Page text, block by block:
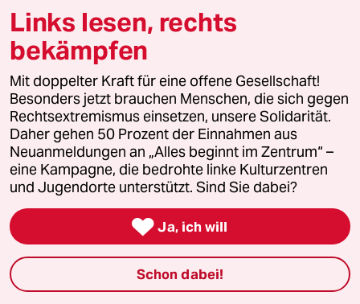
5 Bundeszentrale gegen Kinderfiguren
Benjamin, du lieber Anarchist
6 Buckelwal Hartwin
Keine Möwe kräht nach ihm
taz
Folgen Sie uns
Links lesen, rechts
bekämpfen
Mit doppelter Kraft für eine offene Gesellschaft!
Besonders jetzt brauchen Menschen, die sich gegen
Rechtsextremismus einsetzen, unsere Solidarität.
Daher gehen 50 Prozent der Einnahmen aus
Neuanmeldungen an „Alles beginnt im Zentrum“ –
eine Kampagne, die bedrohte linke Kulturzentren
und Jugendorte unterstützt. Sind Sie dabei?
 Ja, ich will
Schon dabei!